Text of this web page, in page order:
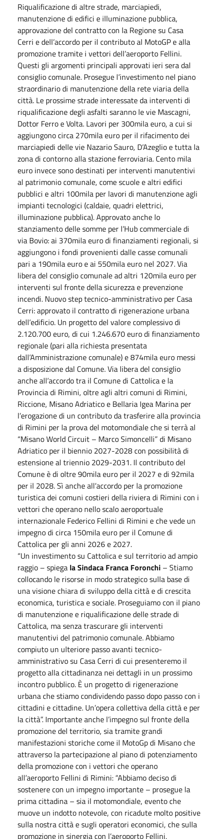
Riqualificazione di altre strade, marciapiedi,
manutenzione di edifici e illuminazione pubblica,
approvazione del contratto con la Regione su Casa
Cerri e dell’accordo per il contributo al MotoGP e alla
promozione tramite i vettori dell’aeroporto Fellini.
Questi gli argomenti principali approvati ieri sera dal
consiglio comunale. Prosegue l’investimento nel piano
straordinario di manutenzione della rete viaria della
città. Le prossime strade interessate da interventi di
riqualificazione degli asfalti saranno le vie Mascagni,
Dottor Ferro e Volta. Lavori per 300mila euro, a cui si
aggiungono circa 270mila euro per il rifacimento dei
marciapiedi delle vie Nazario Sauro, D’Azeglio e tutta la
zona di contorno alla stazione ferroviaria. Cento mila
euro invece sono destinati per interventi manutentivi
al patrimonio comunale, come scuole e altri edifici
pubblici e altri 100mila per lavori di manutenzione agli
impianti tecnologici (caldaie, quadri elettrici,
illuminazione pubblica). Approvato anche lo
stanziamento delle somme per l’Hub commerciale di
via Bovio: ai 370mila euro di finanziamenti regionali, si
aggiungono i fondi provenienti dalle casse comunali
pari a 190mila euro e ai 550mila euro nel 2027. Via
libera del consiglio comunale ad altri 120mila euro per
interventi sul fronte della sicurezza e prevenzione
incendi. Nuovo step tecnico-amministrativo per Casa
Cerri: approvato il contratto di rigenerazione urbana
dell’edificio. Un progetto del valore complessivo di
2.120.700 euro, di cui 1.246.670 euro di finanziamento
regionale (pari alla richiesta presentata
dall’Amministrazione comunale) e 874mila euro messi
a disposizione dal Comune. Via libera del consiglio
anche all’accordo tra il Comune di Cattolica e la
Provincia di Rimini, oltre agli altri comuni di Rimini,
Riccione, Misano Adriatico e Bellaria Igea Marina per
l’erogazione di un contributo da trasferire alla provincia
di Rimini per la prova del motomondiale che si terrà al
“Misano World Circuit – Marco Simoncelli” di Misano
Adriatico per il biennio 2027-2028 con possibilità di
estensione al triennio 2029-2031. Il contributo del
Comune è di oltre 90mila euro per il 2027 e di 92mila
per il 2028. Sì anche all’accordo per la promozione
turistica dei comuni costieri della riviera di Rimini con i
vettori che operano nello scalo aeroportuale
internazionale Federico Fellini di Rimini e che vede un
impegno di circa 150mila euro per il Comune di
Cattolica per gli anni 2026 e 2027.
“Un investimento su Cattolica e sul territorio ad ampio
raggio – spiega la Sindaca Franca Foronchi – Stiamo
collocando le risorse in modo strategico sulla base di
una visione chiara di sviluppo della città e di crescita
economica, turistica e sociale. Proseguiamo con il piano
di manutenzione e riqualificazione delle strade di
Cattolica, ma senza trascurare gli interventi
manutentivi del patrimonio comunale. Abbiamo
compiuto un ulteriore passo avanti tecnico-
amministrativo su Casa Cerri di cui presenteremo il
progetto alla cittadinanza nei dettagli in un prossimo
incontro pubblico. È un progetto di rigenerazione
urbana che stiamo condividendo passo dopo passo con i
cittadini e cittadine. Un’opera collettiva della città e per
la città”. Importante anche l’impegno sul fronte della
promozione del territorio, sia tramite grandi
manifestazioni storiche come il MotoGp di Misano che
attraverso la partecipazione al piano di potenziamento
della promozione con i vettori che operano
all’aeroporto Fellini di Rimini: “Abbiamo deciso di
sostenere con un impegno importante – prosegue la
prima cittadina – sia il motomondiale, evento che
muove un indotto notevole, con ricadute molto positive
sulla nostra città e sugli operatori economici, che sulla
promozione in sinergia con l’aeroporto Fellini,